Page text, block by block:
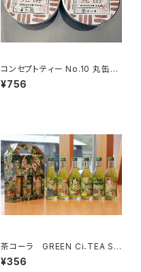
コンセプトティー No.10 丸缶リ
ーフ 発酵【和紅茶】
¥756
茶コーラ GREEN Ci₋TEA SH
IZUOKA JAPAN
¥356